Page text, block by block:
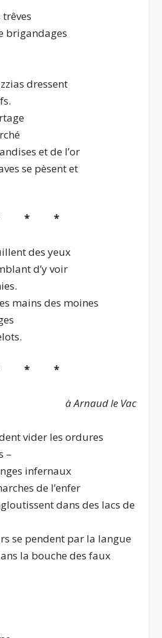
brigandages
dressent
et de l’or
se pèsent et
* *
des yeux
d’y voir
mains des moines
* *
à Arnaud le Vac
vider les ordures
–
infernaux
de l’enfer
dans des lacs de
se pendent par la langue
la bouche des faux